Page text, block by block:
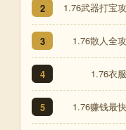
2 1.76武器打宝
3 1.76散人全
4 1.76衣
5 1.76赚钱最